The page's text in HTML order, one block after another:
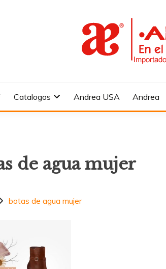
Catalogos Andrea USA Andrea
de agua mujer
botas de agua mujer